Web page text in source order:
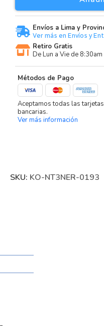
Envíos a Lima y
Ver más en Envíos y
Retiro Gratis
De Lun a Vie de
Métodos de Pago
Aceptamos todas las
bancarias.
Ver más información
SKU: KO-NT3NER-0193